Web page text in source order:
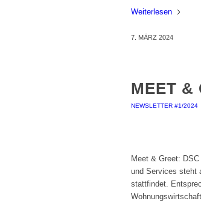
Weiterlesen
7. MÄRZ 2024
MEET &
NEWSLETTER #1/2024
Meet & Greet:
und Services steht
stattfindet.